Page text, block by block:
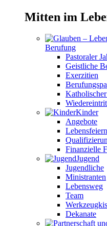
Mitten im
Berufung
Pastoraler
Geistliche
Exerzitien
Kinder
Angebote
Lebensfeiern
Finanzielle
Jugend
Jugendliche
Ministranten
Lebensweg
Team
Dekanate